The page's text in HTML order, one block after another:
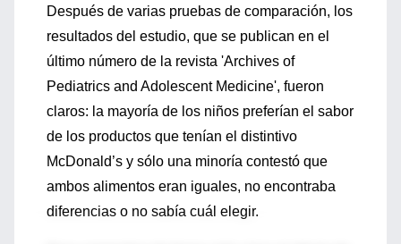
Después de varias pruebas de comparación, los
resultados del estudio, que se publican en el
último número de la revista 'Archives of
Pediatrics and Adolescent Medicine', fueron
claros: la mayoría de los niños preferían el sabor
de los productos que tenían el distintivo
McDonald’s y sólo una minoría contestó que
ambos alimentos eran iguales, no encontraba
diferencias o no sabía cuál elegir.